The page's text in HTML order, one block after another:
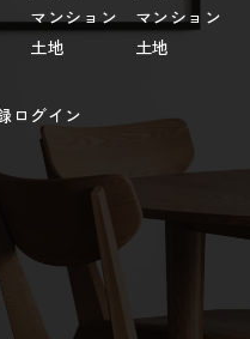
マンション
土地
マンション
土地
ログイン